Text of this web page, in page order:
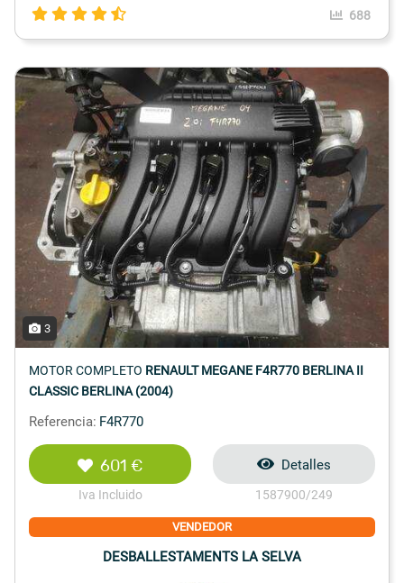
688
3
MOTOR COMPLETO RENAULT MEGANE F4R770 BERLINA II
CLASSIC BERLINA (2004)
Referencia: F4R770
601 €
Iva Incluido
Detalles
1587900/249
VENDEDOR
DESBALLESTAMENTS LA SELVA